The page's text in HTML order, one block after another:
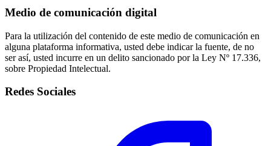
Medio de comunicación digital
Para la utilización del contenido de este medio de comunicación en
alguna plataforma informativa, usted debe indicar la fuente, de no
ser así, usted incurre en un delito sancionado por la Ley Nº 17.336,
sobre Propiedad Intelectual.
Redes Sociales